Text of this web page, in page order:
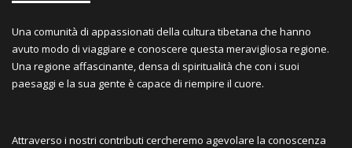
Una comunità di appassionati della cultura tibetana che hanno
avuto modo di viaggiare e conoscere questa meravigliosa regione.
Una regione affascinante, densa di spiritualità che con i suoi
paesaggi e la sua gente è capace di riempire il cuore.
Attraverso i nostri contributi cercheremo agevolare la conoscenza